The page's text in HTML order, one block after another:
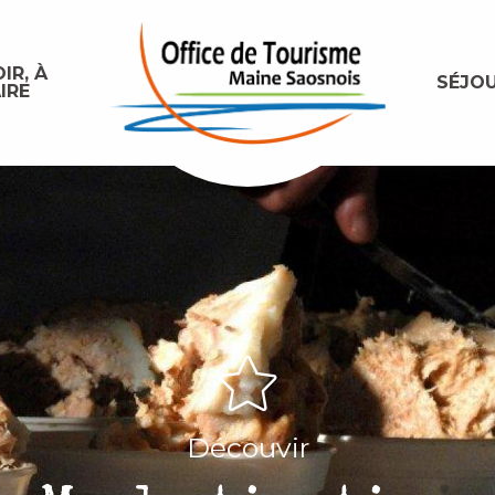
À
Découvir